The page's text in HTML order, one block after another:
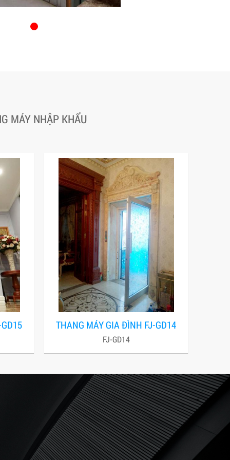
MÁY NHẬP KHẨU
THANG MÁY GIA ĐÌNH FJ-GD14
FJ-GD14